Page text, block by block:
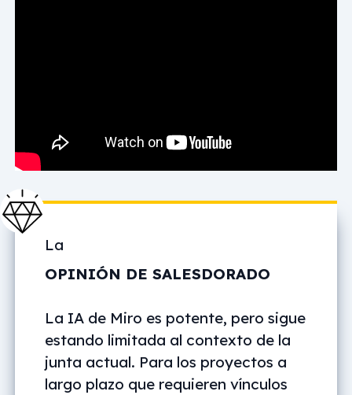
La
OPINIÓN DE SALESDORADO
La IA de Miro es potente, pero sigue
estando limitada al contexto de la
junta actual. Para los proyectos a
largo plazo que requieren vínculos